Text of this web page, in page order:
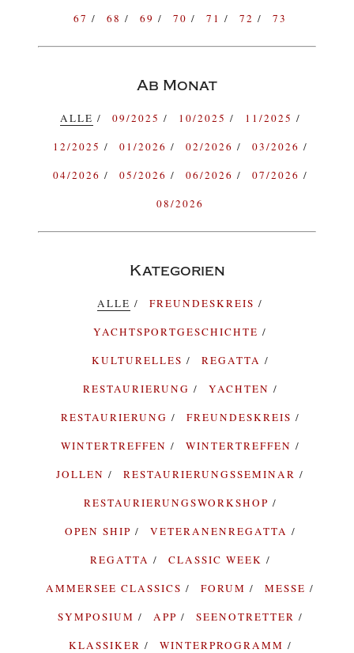
67 68 69 70 71 72 73
Ab Monat
ALLE 09/2025 10/2025
11/2025
12/2025
01/2026 02/2026
03/2026
04/2026
05/2026 06/2026
07/2026
08/2026
Kategorien
ALLE
FREUNDESKREIS
YACHTSPORTGESCHICHTE
KULTURELLES
REGATTA
RESTAURIERUNG
YACHTEN
RESTAURIERUNG
FREUNDESKREIS
WINTERTREFFEN
WINTERTREFFEN
JOLLEN
RESTAURIERUNGSSEMINAR
RESTAURIERUNGSWORKSHOP
OPEN SHIP
VETERANENREGATTA
REGATTA
CLASSIC WEEK
AMMERSEE CLASSICS
FORUM
MESSE
SYMPOSIUM
APP
SEENOTRETTER
KLASSIKER
WINTERPROGRAMM